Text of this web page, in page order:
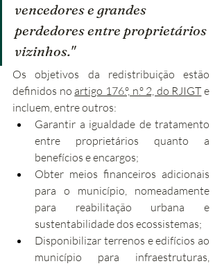
vencedores e grandes
perdedores entre proprietários
vizinhos."
Os objetivos da redistribuição estão
definidos no artigo 176.º, n.º 2, do RJIGT e
incluem, entre outros:
Garantir a igualdade de tratamento
entre proprietários quanto a
benefícios e encargos;
Obter meios financeiros adicionais
para o município, nomeadamente
para reabilitação urbana e
sustentabilidade dos ecossistemas;
Disponibilizar terrenos e edifícios ao
município para infraestruturas,